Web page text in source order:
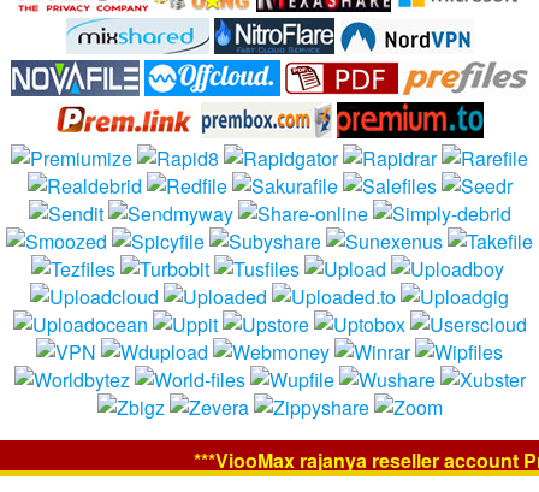
***ViooMax rajanya reseller account